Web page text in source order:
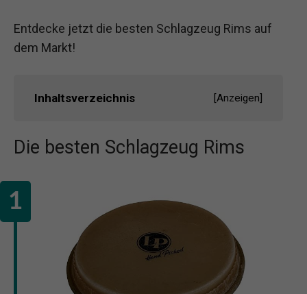
Entdecke jetzt die besten Schlagzeug Rims auf
dem Markt!
Inhaltsverzeichnis [Anzeigen]
Die besten Schlagzeug Rims